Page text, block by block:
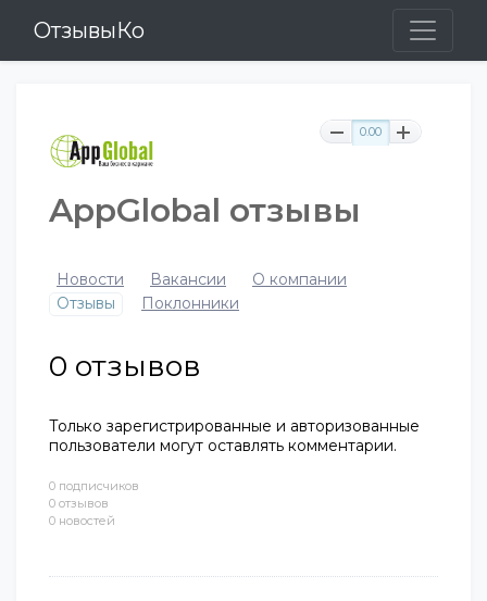
ОтзывыКо
0 подписчиков
0 отзывов
0 новостей
0.00
AppGlobal отзывы
Новости Вакансии
О компании
Отзывы
Поклонники
0 отзывов
Только зарегистрированные и авторизованные
пользователи могут оставлять комментарии.